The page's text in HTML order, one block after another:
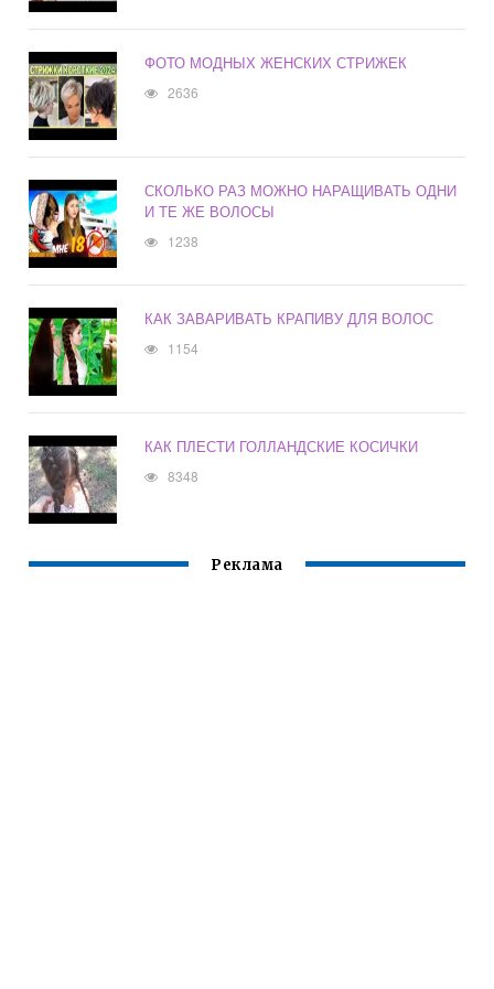
ФОТО МОДНЫХ ЖЕНСКИХ СТРИЖЕК
2636
СКОЛЬКО РАЗ МОЖНО НАРАЩИВАТЬ ОДНИ
И ТЕ ЖЕ ВОЛОСЫ
1238
КАК ЗАВАРИВАТЬ КРАПИВУ ДЛЯ ВОЛОС
1154
КАК ПЛЕСТИ ГОЛЛАНДСКИЕ КОСИЧКИ
8348
Реклама